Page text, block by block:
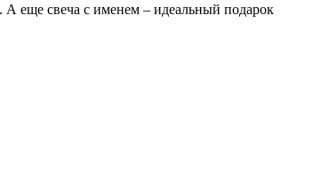
еще свеча с именем – идеальный подарок